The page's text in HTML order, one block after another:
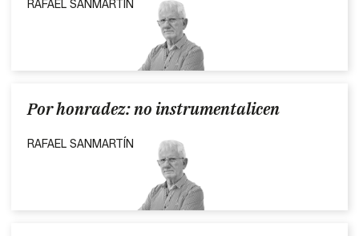
RAFAEL SANMARTÍN
Por honradez: no instrumentalicen
RAFAEL SANMARTÍN